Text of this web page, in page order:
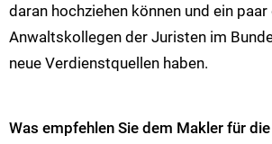
daran hochziehen können und ein paar
Anwaltskollegen der Juristen im
neue Verdienstquellen haben.
Was empfehlen Sie dem Makler für